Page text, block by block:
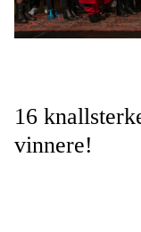
16
vinnere!